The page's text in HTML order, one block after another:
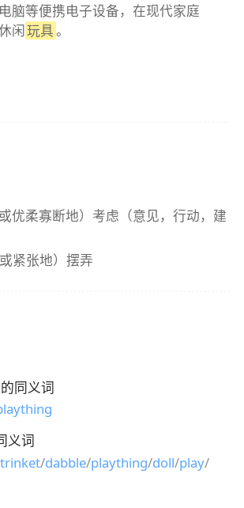
脑等便携电子设备，在现代家庭
闲玩具。
优柔寡断地）考虑（意见，行动，建
紧张地）摆弄
同义词
义词
trinket/dabble/plaything/doll/play/